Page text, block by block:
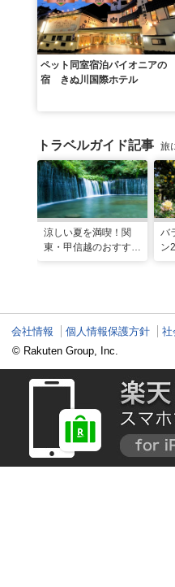
ペット同室宿泊パイオニアの
宿 きぬ川国際ホテル
トラベルガイド記事 旅
涼しい夏を満喫！関
東・甲信越のおすすめ
バ
ン
会社情報 個人情報保護方針 社
© Rakuten Group, Inc.